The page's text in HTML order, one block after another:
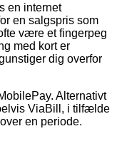
en internet
en salgspris som
være et fingerpeg
med kort er
dig overfor
Alternativt
ViaBill, i tilfælde
en periode.